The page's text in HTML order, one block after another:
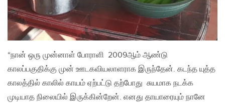
“நான் ஒரு முன்னாள் போராளி 2009ஆம் ஆண்டு
காலப்பகுதிக்கு முன் ஊடகவியலாளராக இருந்தேன். கடந்த யுத்த
காலத்தில் காலில் காயம் ஏற்பட்டு தற்போது சுயமாக நடக்க
முடியாத நிலையில் இருக்கின்றேன். எனது தாயாரையும் நானே